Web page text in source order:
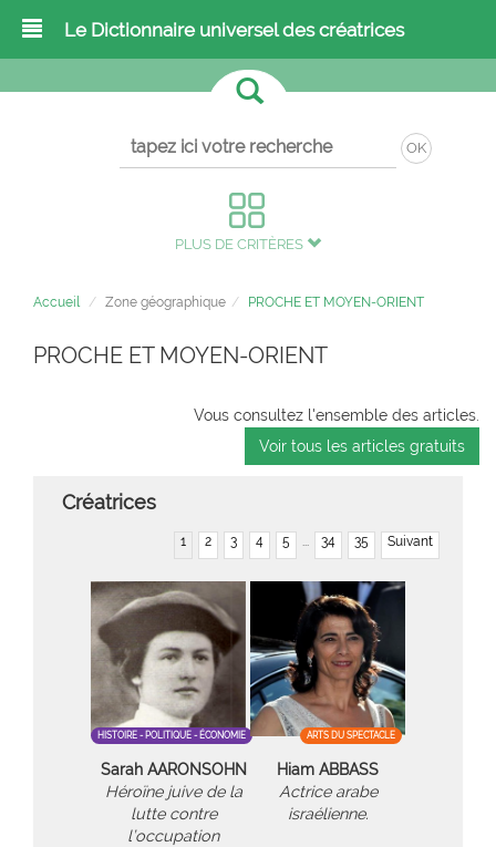
Le Dictionnaire universel des créatrices
OK
PLUS DE CRITÈRES
Accueil Zone géographique PROCHE ET MOYEN-ORIENT
PROCHE ET MOYEN-ORIENT
Vous consultez l'ensemble des articles.
Voir tous les articles gratuits
Créatrices
1 2 3 4 5 ... 34 35 Suivant
HISTOIRE - POLITIQUE - ÉCONOMIE
Sarah AARONSOHN
Héroïne juive de la
lutte contre
l’occupation
ARTS DU SPECTACLE
Hiam ABBASS
Actrice arabe
israélienne.